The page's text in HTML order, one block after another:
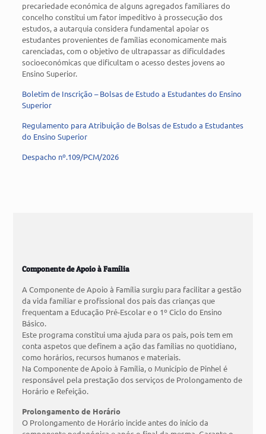
precariedade económica de alguns agregados familiares do
concelho constitui um fator impeditivo à prossecução dos
estudos, a autarquia considera fundamental apoiar os
estudantes provenientes de famílias economicamente mais
carenciadas, com o objetivo de ultrapassar as dificuldades
socioeconómicas que dificultam o acesso destes jovens ao
Ensino Superior.
Boletim de Inscrição – Bolsas de Estudo a Estudantes do Ensino
Superior
Regulamento para Atribuição de Bolsas de Estudo a Estudantes
do Ensino Superior
Despacho nº.109/PCM/2026
Componente de Apoio à Família
A Componente de Apoio à Família surgiu para facilitar a gestão
da vida familiar e profissional dos pais das crianças que
frequentam a Educação Pré-Escolar e o 1º Ciclo do Ensino
Básico.
Este programa constitui uma ajuda para os pais, pois tem em
conta aspetos que definem a ação das famílias no quotidiano,
como horários, recursos humanos e materiais.
Na Componente de Apoio à Família, o Município de Pinhel é
responsável pela prestação dos serviços de Prolongamento de
Horário e Refeição.
Prolongamento de Horário
O Prolongamento de Horário incide antes do início da